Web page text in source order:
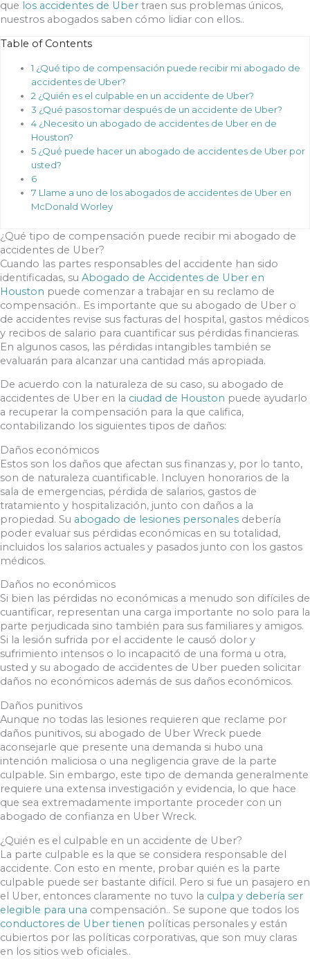
que los accidentes de Uber traen sus problemas únicos,
nuestros abogados saben cómo lidiar con ellos..
Table of Contents
1 ¿Qué tipo de compensación puede recibir mi abogado de
accidentes de Uber?
2 ¿Quién es el culpable en un accidente de Uber?
3 ¿Qué pasos tomar después de un accidente de Uber?
4¿Necesito un abogado de accidentes de Uber en de
Houston?
5¿Qué puede hacer un abogado de accidentes de Uber por
usted?
6
7 Llame a uno de los abogados de accidentes de Uber en
McDonald Worley
¿Qué tipo de compensación puede recibir mi abogado de
accidentes de Uber?
Cuando las partes responsables del accidente han sido
identificadas, su Abogado de Accidentes de Uber en
Houston puede comenzar a trabajar en su reclamo de
compensación.. Es importante que su abogado de Uber o
de accidentes revise sus facturas del hospital, gastos médicos
y recibos de salario para cuantificar sus pérdidas financieras.
En algunos casos, las pérdidas intangibles también se
evaluarán para alcanzar una cantidad más apropiada.
De acuerdo con la naturaleza de su caso, su abogado de
accidentes de Uber en la ciudad de Houston puede ayudarlo
a recuperar la compensación para la que califica,
contabilizando los siguientes tipos de daños:
Daños económicos
Estos son los daños que afectan sus finanzas y, por lo tanto,
son de naturaleza cuantificable. Incluyen honorarios de la
sala de emergencias, pérdida de salarios, gastos de
tratamiento y hospitalización, junto con daños a la
propiedad. Su abogado de lesiones personales debería
poder evaluar sus pérdidas económicas en su totalidad,
incluidos los salarios actuales y pasados ​​junto con los gastos
médicos.
Daños no económicos
Si bien las pérdidas no económicas a menudo son difíciles de
cuantificar, representan una carga importante no solo para la
parte perjudicada sino también para sus familiares y amigos.
Si la lesión sufrida por el accidente le causó dolor y
sufrimiento intensos o lo incapacitó de una forma u otra,
usted y su abogado de accidentes de Uber pueden solicitar
daños no económicos además de sus daños económicos.
Daños punitivos
Aunque no todas las lesiones requieren que reclame por
daños punitivos, su abogado de Uber Wreck puede
aconsejarle que presente una demanda si hubo una
intención maliciosa o una negligencia grave de la parte
culpable. Sin embargo, este tipo de demanda generalmente
requiere una extensa investigación y evidencia, lo que hace
que sea extremadamente importante proceder con un
abogado de confianza en Uber Wreck.
¿Quién es el culpable en un accidente de Uber?
La parte culpable es la que se considera responsable del
accidente. Con esto en mente, probar quién es la parte
culpable puede ser bastante difícil. Pero si fue un pasajero en
el Uber, entonces claramente no tuvo la culpa y debería ser
elegible para una compensación.. Se supone que todos los
conductores de Uber tienen políticas personales y están
cubiertos por las políticas corporativas, que son muy claras
en los sitios web oficiales..